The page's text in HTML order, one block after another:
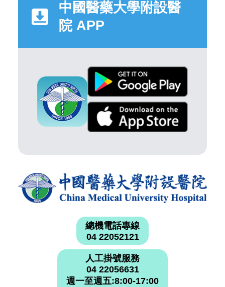
中國醫藥大學附設醫
院 APP
總機電話專線
04 22052121
人工掛號服務
04 22056631
週一至週五:8:00-17:00